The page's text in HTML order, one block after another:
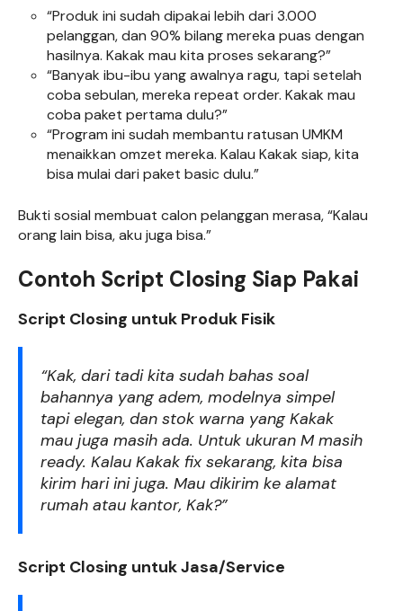
“Produk ini sudah dipakai lebih dari 3.000
pelanggan, dan 90% bilang mereka puas dengan
hasilnya. Kakak mau kita proses sekarang?”
“Banyak ibu-ibu yang awalnya ragu, tapi setelah
coba sebulan, mereka repeat order. Kakak mau
coba paket pertama dulu?”
“Program ini sudah membantu ratusan UMKM
menaikkan omzet mereka. Kalau Kakak siap, kita
bisa mulai dari paket basic dulu.”
Bukti sosial membuat calon pelanggan merasa, “Kalau
orang lain bisa, aku juga bisa.”
Contoh Script Closing Siap Pakai
Script Closing untuk Produk Fisik
“Kak, dari tadi kita sudah bahas soal
bahannya yang adem, modelnya simpel
tapi elegan, dan stok warna yang Kakak
mau juga masih ada. Untuk ukuran M masih
ready. Kalau Kakak fix sekarang, kita bisa
kirim hari ini juga. Mau dikirim ke alamat
rumah atau kantor, Kak?”
Script Closing untuk Jasa/Service